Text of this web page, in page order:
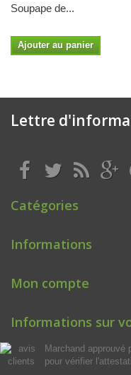
Soupape de...
Ajouter au panier
Lettre
Catégories
Informations
Mon compte
Informations sur
Marchand approuvé
pour vérifier